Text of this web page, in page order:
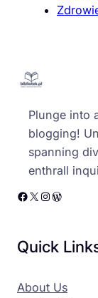
Plunge into
blogging!
spanning
enthrall
Facebook X Instagram WordPress
Quick
About Us